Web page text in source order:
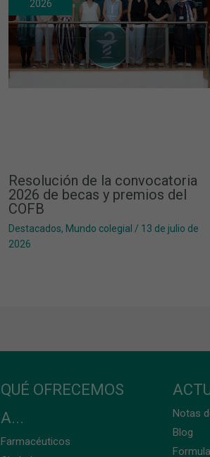
2026
Resolución de la convocatoria
2026 de becas y premios del
COFB
Destacados, Mundo colegial / 13 de julio de
2026
QUÉ OFRECEMOS
A...
Farmacéuticos
Notas
Blog